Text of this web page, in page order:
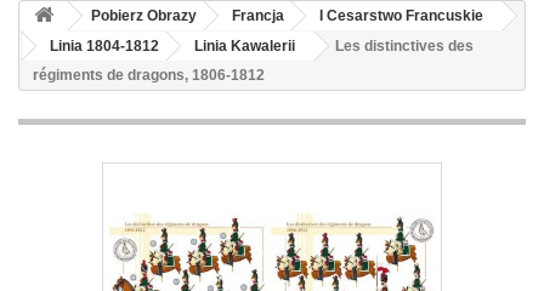
Pobierz Obrazy Francja
I Cesarstwo Francuskie
Linia 1804-1812
Linia Kawalerii
Les distinctives des
régiments de dragons, 1806-1812